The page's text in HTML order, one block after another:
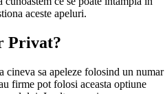
aceste apeluri.
Privat?
cineva sa apeleze folosind un numar
firme pot folosi aceasta optiune